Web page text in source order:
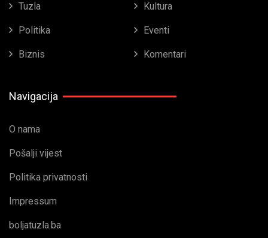
Tuzla Kultura
Politika Eventi
Biznis Komentari
Navigacija
O nama
Pošalji vijest
Politika privatnosti
Impressum
boljatuzla.ba